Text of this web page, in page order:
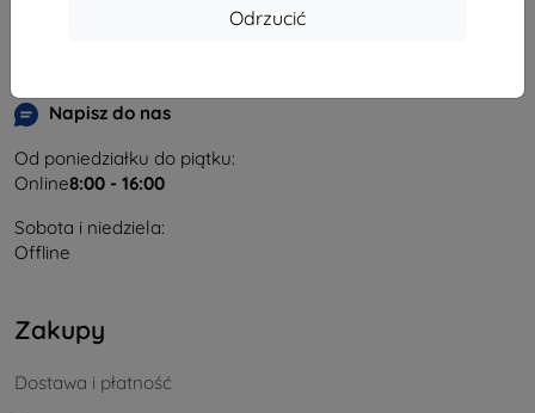
Odrzucić
Napisz do nas
Od poniedziałku do piątku:
Online8:00 - 16:00
Sobota i niedziela:
Offline
Zakupy
Dostawa i płatność